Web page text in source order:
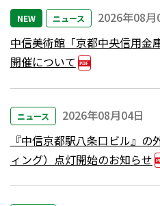
を無料といたします。・「京都
繰上返済の場合・一部繰上返済
100万円以上の場合
【繰上完済手数料（消費税込）
りご融資残高の全額を繰り上げ
となります。
◆変動金利期間中
・お借り入れ後10年以内
0年超 無料
◆固定金利期間中
に該当する場合は、繰上完済
NEW ニュース
2026年08月
中信美術館「京都中央信用金
開催について
ニュース
2026年08月04日
『中信京都駅八条口ビル』
ィング）点灯開始のお知らせ